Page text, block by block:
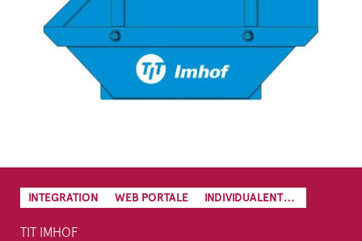
INTEGRATION WEB PORTALE INDIVIDUALENTWICKLUNG
TIT IMHOF